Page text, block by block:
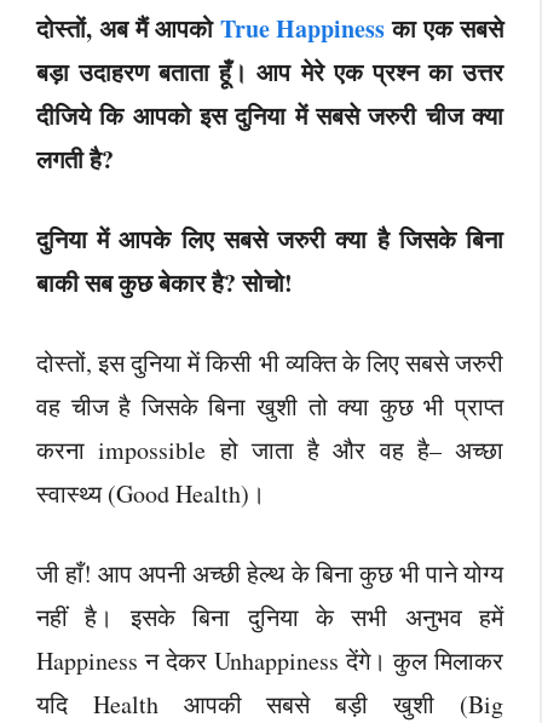
दोस्तों, अब मैं आपकोTrue Happinessका एक सबसे
बड़ा उदाहरण बताता हूँ। आप मेरे एक प्रश्न का उत्तर
दीजिये कि आपको इस दुनिया में सबसे जरुरी चीज क्या
लगती है?
दुनिया में आपके लिए सबसे जरुरी क्या है जिसके बिना
बाकी सब कुछ बेकार है? सोचो!
दोस्तों, इस दुनिया में किसी भी व्यक्ति के लिए सबसे जरुरी
वह चीज है जिसके बिना खुशी तो क्या कुछ भी प्राप्त
करना impossible हो जाता है और वह है– अच्छा
स्वास्थ्य (Good Health)।
जी हाँ! आप अपनी अच्छी हेल्थ के बिना कुछ भी पाने योग्य
नहीं है। इसके बिना दुनिया के सभी अनुभव हमें
Happiness न देकर Unhappiness देंगे। कुल मिलाकर
यदि Health आपकी सबसे बड़ी खुशी (Big